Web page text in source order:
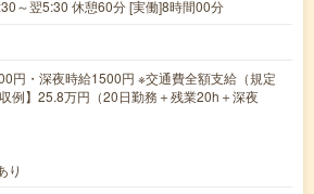
～翌5:30 休憩60分 [実働]8時間00分
円・深夜時給1500円 ※交通費全額支給（規定
例】25.8万円（20日勤務＋残業20h＋深夜
り